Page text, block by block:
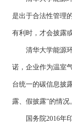
是出于合法性管理
有利时，才会披露
清华大学能源
诺，企业作为温室
台统一的碳信息披
露、假披露”的情况
国务院2016年